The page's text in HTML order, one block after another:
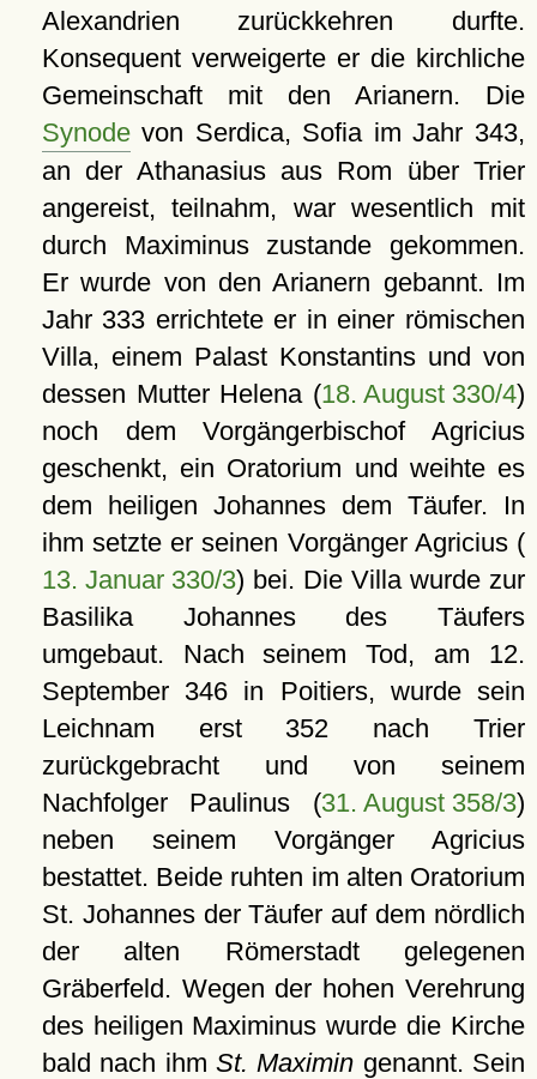
Alexandrien zurückkehren durfte.
Konsequent verweigerte er die kirchliche
Gemeinschaft mit den Arianern. Die
Synodevon Serdica, Sofia im Jahr 343,
an der Athanasius aus Rom über Trier
angereist, teilnahm, war wesentlich mit
durch Maximinus zustande gekommen.
Er wurde von den Arianern gebannt. Im
Jahr 333 errichtete er in einer römischen
Villa, einem Palast Konstantins und von
dessen Mutter Helena (18. August 330/4)
noch dem Vorgängerbischof Agricius
geschenkt, ein Oratorium und weihte es
dem heiligen Johannes dem Täufer. In
ihm setzte er seinen Vorgänger Agricius (
13. Januar 330/3) bei. Die Villa wurde zur
Basilika Johannes des Täufers
umgebaut. Nach seinem Tod, am 12.
September 346 in Poitiers, wurde sein
Leichnam erst 352 nach Trier
zurückgebracht und von seinem
Nachfolger Paulinus (31. August 358/3)
neben seinem Vorgänger Agricius
bestattet. Beide ruhten im alten Oratorium
St. Johannes der Täufer auf dem nördlich
der alten Römerstadt gelegenen
Gräberfeld. Wegen der hohen Verehrung
des heiligen Maximinus wurde die Kirche
bald nach ihm St. Maximin genannt. Sein